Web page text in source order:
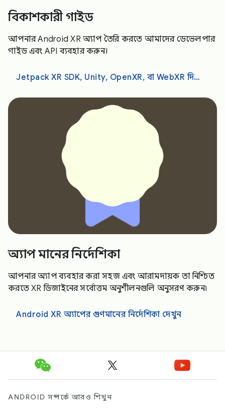
বিকাশকারী গাইড
আপনার Android XR অ্যাপ তৈরি করতে আমাদের ডেভেলপার
গাইড এবং API ব্যবহার করুন।
Jetpack XR SDK, Unity, OpenXR, বা WebXR দিয়ে ডেভেলপ করুন
অ্যাপ মানের নির্দেশিকা
আপনার অ্যাপ ব্যবহার করা সহজ এবং আরামদায়ক তা নিশ্চিত
করতে XR ডিজাইনের সর্বোত্তম অনুশীলনগুলি অনুসরণ করুন৷
Android XR অ্যাপের গুণমানের নির্দেশিকা দেখুন
ANDROID সম্পর্কে আরও শিখুন